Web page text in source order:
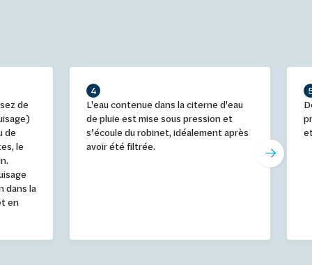
de
de
le
dans la
en
4
L'eau contenue dans la citerne d'eau
de pluie est mise sous pression et
s’écoule du robinet, idéalement après
avoir été filtrée.